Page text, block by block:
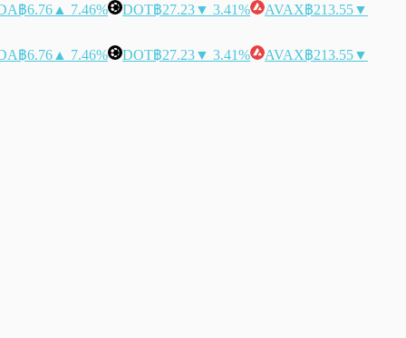
฿6.76 ▲ 7.46% DOT฿27.23▼ 3.41% AVAX฿213.55▼
฿6.76 ▲ 7.46% DOT฿27.23▼ 3.41% AVAX฿213.55▼